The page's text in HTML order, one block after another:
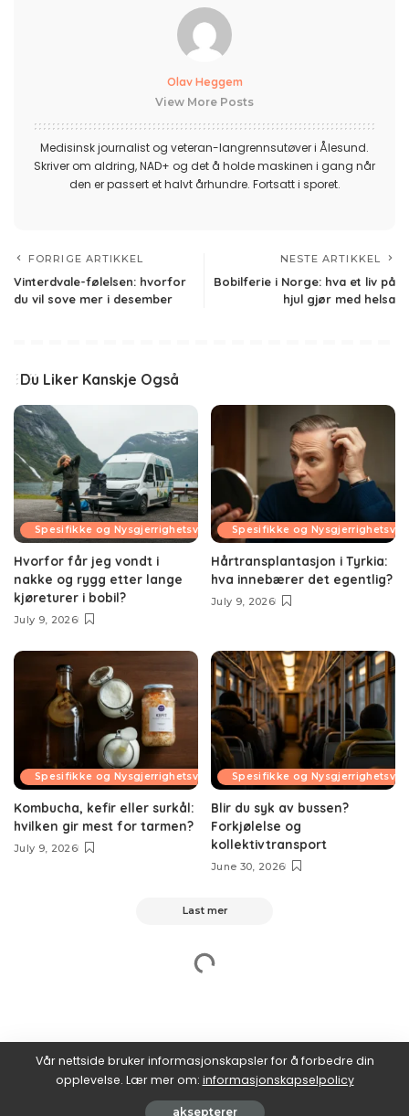
Olav Heggem
View More Posts
Medisinsk journalist og veteran-langrennsutøver i Ålesund.
Skriver om aldring, NAD+ og det å holde maskinen i gang når
den er passert et halvt århundre. Fortsatt i sporet.
FORRIGE ARTIKKEL
Vinterdvale-følelsen: hvorfor
du vil sove mer i desember
NESTE ARTIKKEL
Bobilferie i Norge: hva et liv på
hjul gjør med helsa
Du Liker Kanskje Også
Spesifikke og Nysgjerrighetsvekkende Temaer
Hvorfor får jeg vondt i
nakke og rygg etter lange
kjøreturer i bobil?
July 9, 2026
Spesifikke og
Hårtransplantasjon i Tyrkia:
hva innebærer det egentlig?
July 9, 2026
Spesifikke og Nysgjerrighetsvekkende Temaer
Kombucha, kefir eller surkål:
hvilken gir mest for tarmen?
July 9, 2026
Spesifikke og
Blir du syk av bussen?
Forkjølelse og
kollektivtransport
June 30, 2026
Last mer
Vår nettside bruker informasjonskapsler for å forbedre din
opplevelse. Lær mer om: informasjonskapselpolicy
aksepterer